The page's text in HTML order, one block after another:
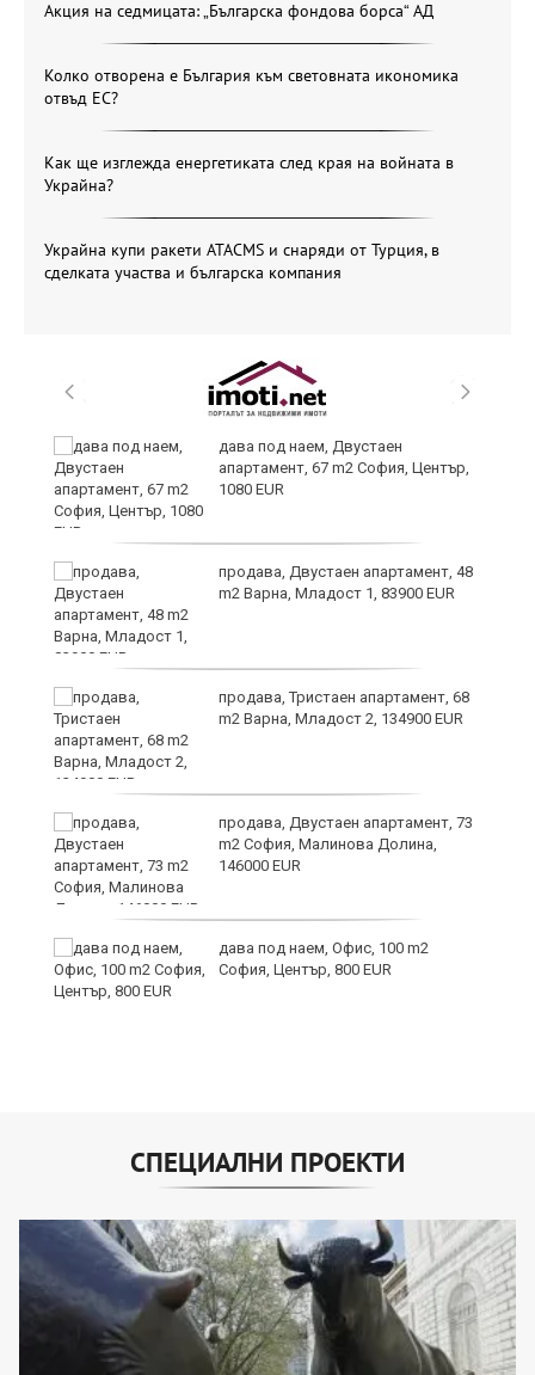
Акция на седмицата: „Българска фондова борса“ АД
Колко отворена е България към световната икономика
отвъд ЕС?
Как ще изглежда енергетиката след края на войната в
Украйна?
Украйна купи ракети ATACMS и снаряди от Турция, в
сделката участва и българска компания
дава под наем, Двустаен
апартамент, 67 m2 София, Център,
1080 EUR
продава, Двустаен апартамент, 48
m2 Варна, Младост 1, 83900 EUR
продава, Тристаен апартамент, 68
m2 Варна, Младост 2, 134900 EUR
продава, Двустаен апартамент, 73
m2 София, Малинова Долина,
146000 EUR
дава под наем, Офис, 100 m2
София, Център, 800 EUR
СПЕЦИАЛНИ ПРОЕКТИ